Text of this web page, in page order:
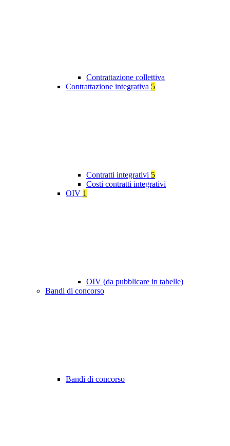
Contrattazione collettiva
Contrattazione integrativa 5
Contratti integrativi 5
Costi contratti integrativi
OIV 1
OIV (da pubblicare in tabelle)
Bandi di concorso
Bandi di concorso